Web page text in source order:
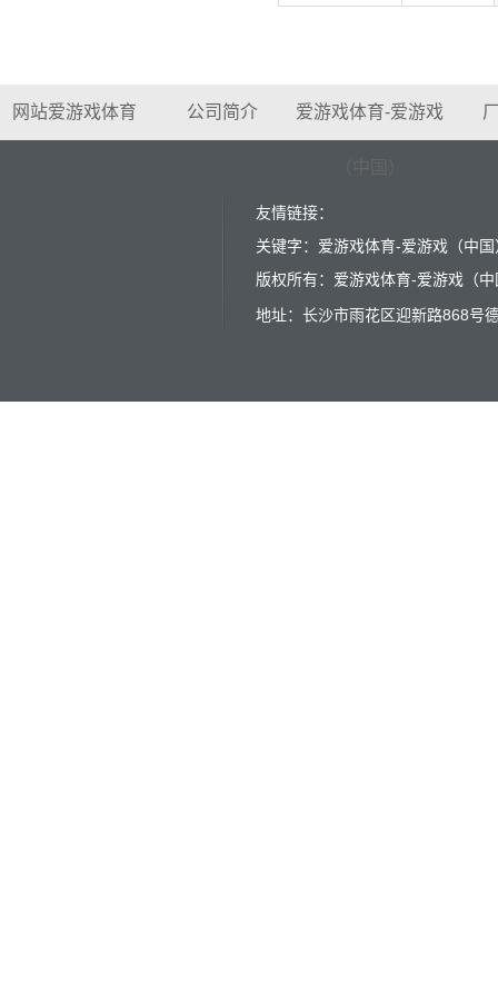
网站爱游戏体育 公司简介 爱游戏体育-爱游戏
友情链接：
关键字：爱游戏体育-爱游戏（中
版权所有：爱游戏体育-爱游戏（
地址：长沙市雨花区迎新路868号